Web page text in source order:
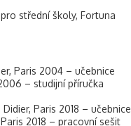
pro střední školy, Fortuna
Paris 2004 – učebnice
– studijní příručka
Paris 2018 – učebnice
2018 – pracovní sešit